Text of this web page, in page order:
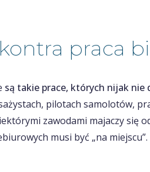
praca
są takie prace, których nijak nie
pilotach samolotów,
zawodami majaczy się
musi być „na